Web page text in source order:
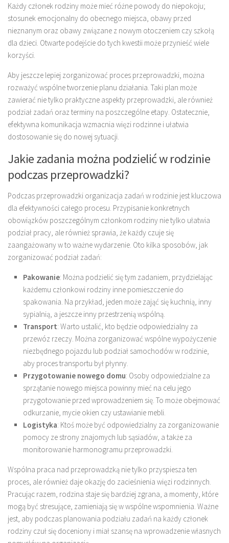
Każdy członek rodziny może mieć różne powody do niepokoju;
stosunek emocjonalny do obecnego miejsca, obawy przed
nieznanym oraz obawy związane z nowym otoczeniem czy szkołą
dla dzieci. Otwarte podejście do tych kwestii może przynieść wiele
korzyści.
Aby jeszcze lepiej zorganizować proces przeprowadzki, można
rozważyć wspólne tworzenie planu działania. Taki plan może
zawierać nie tylko praktyczne aspekty przeprowadzki, ale również
podział zadań oraz terminy na poszczególne etapy. Ostatecznie,
efektywna komunikacja wzmacnia więzi rodzinne i ułatwia
dostosowanie się do nowej sytuacji.
Jakie zadania można podzielić w rodzinie
podczas przeprowadzki?
Podczas przeprowadzki organizacja zadań w rodzinie jest kluczowa
dla efektywności całego procesu. Przypisanie konkretnych
obowiązków poszczególnym członkom rodziny nie tylko ułatwia
podział pracy, ale również sprawia, że każdy czuje się
zaangażowany w to ważne wydarzenie. Oto kilka sposobów, jak
zorganizować podział zadań:
Pakowanie: Można podzielić się tym zadaniem, przydzielając
każdemu członkowi rodziny inne pomieszczenie do
spakowania. Na przykład, jeden może zająć się kuchnią, inny
sypialnią, a jeszcze inny przestrzenią wspólną.
Transport: Warto ustalić, kto będzie odpowiedzialny za
przewóz rzeczy. Można zorganizować wspólne wypożyczenie
niezbędnego pojazdu lub podział samochodów w rodzinie,
aby proces transportu był płynny.
Przygotowanie nowego domu: Osoby odpowiedzialne za
sprzątanie nowego miejsca powinny mieć na celu jego
przygotowanie przed wprowadzeniem się. To może obejmować
odkurzanie, mycie okien czy ustawianie mebli.
Logistyka: Ktoś może być odpowiedzialny za zorganizowanie
pomocy ze strony znajomych lub sąsiadów, a także za
monitorowanie harmonogramu przeprowadzki.
Wspólna praca nad przeprowadzką nie tylko przyspiesza ten
proces, ale również daje okazję do zacieśnienia więzi rodzinnych.
Pracując razem, rodzina staje się bardziej zgrana, a momenty, które
mogą być stresujące, zamieniają się w wspólne wspomnienia. Ważne
jest, aby podczas planowania podziału zadań na każdy członek
rodziny czuł się doceniony i miał szansę na wprowadzenie własnych